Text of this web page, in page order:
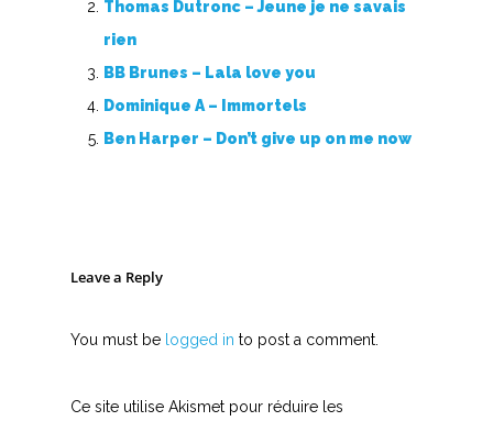
Thomas Dutronc – Jeune je ne savais
rien
BB Brunes – Lala love you
Dominique A – Immortels
Ben Harper – Don’t give up on me now
Leave a Reply
You must be logged in to post a comment.
Ce site utilise Akismet pour réduire les